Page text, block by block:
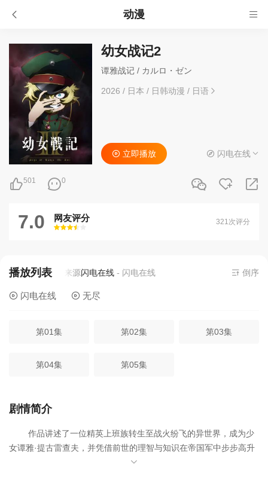
动漫
幼女战记2
谭雅战记 / カルロ・ゼン
2026 / 日本 / 日韩动漫/ 日语
501 0
立即播放 闪电在线
7.0 网友评分
很差
较差还行推荐力荐
321次评分
播放列表
当前资源来源闪电在线- 闪电在线 倒序
闪电在线 无尽
第01集 第02集 第03集
第04集 第05集
剧情简介
作品讲述了一位精英上班族转生至战火纷飞的异世界，成为少
女谭雅·提古雷查夫，并凭借前世的理智与知识在帝国军中步步高升